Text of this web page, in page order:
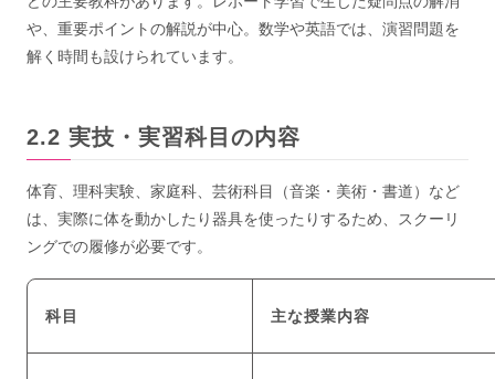
や、重要ポイントの解説が中心。数学や英語では、演習問題を
解く時間も設けられています。
実技・実習科目の内容
体育、理科実験、家庭科、芸術科目（音楽・美術・書道）など
は、実際に体を動かしたり器具を使ったりするため、スクーリ
ングでの履修が必要です。
科目 主な授業内容